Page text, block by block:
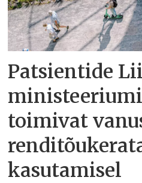
Patsientide
toimivat
kasutamisel